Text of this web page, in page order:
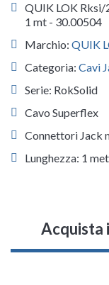
QUIK LOK Rksi/
1 mt - 30.00504
Marchio: QUIK
Categoria: Cavi
Serie: RokSolid
Cavo Superflex
Connettori Jack
Lunghezza: 1
Acquista